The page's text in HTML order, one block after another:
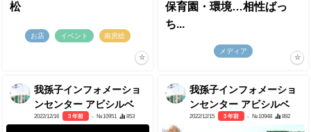
松
お店 イベント 南房総
保育園・環境…相性ばっ
ち...
メディア
我孫子インフォメーショ
ンセンター アビシルベ
2022/12/16 3 年前 - №10951 853
我孫子インフォメーショ
ンセンター アビシルベ
2022/12/15 3 年前 - №10948 892